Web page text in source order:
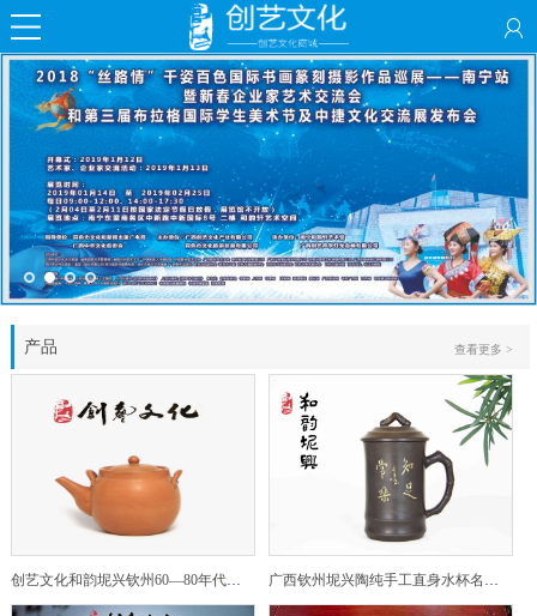
产品 查看更多 >
创艺文化和韵坭兴钦州60—80年代坭兴陶老壶——玉奎壶 广西钦州坭兴陶纯手工直身水杯名家陶瓷大师紫砂建水紫陶